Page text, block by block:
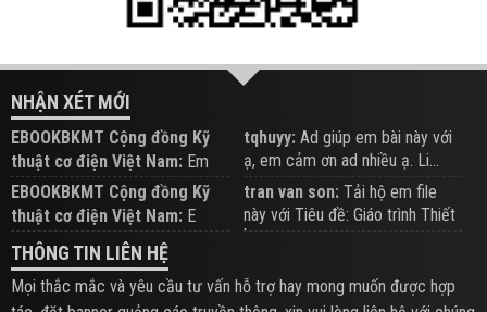
NHẬN XÉT MỚI
EBOOKBKMT Cộng đồng Kỹ
thuật cơ điện Việt Nam: Em
đăng trên Group hỗ trợ nhé
tqhuyy: Ad giúp em bài này với
ạ, em cảm ơn ad nhiều ạ. Li...
EBOOKBKMT Cộng đồng Kỹ
thuật cơ điện Việt Nam: E
xem hỗ trợ trên Group
tran van son: Tải hộ em file
này với Tiêu đề: Giáo trình Thiết
b...
THÔNG TIN LIÊN HỆ
Mọi thắc mắc và yêu cầu tư vấn hỗ trợ hay mong muốn được hợp